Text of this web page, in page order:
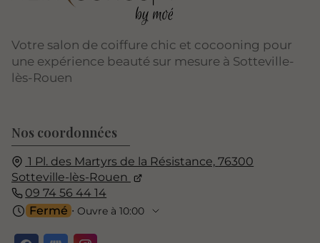
Votre salon de coiffure chic et cocooning pour
une expérience beauté sur mesure à Sotteville-
lès-Rouen
Nos coordonnées
1 Pl. des Martyrs de la Résistance, 76300
Sotteville-lès-Rouen
09 74 56 44 14
Fermé ⋅ Ouvre à 10:00